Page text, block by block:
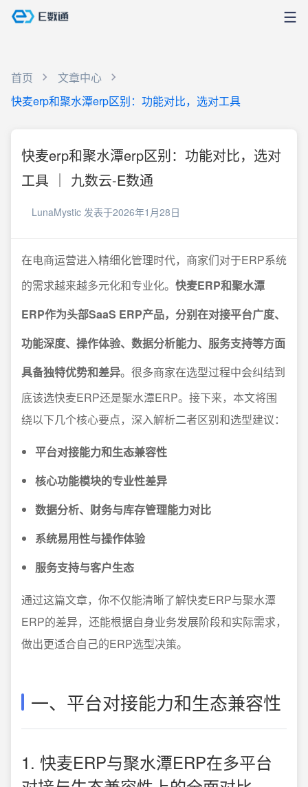
首页
文章中心
快麦erp和聚水潭erp区别：功能对比，选对工具
快麦erp和聚水潭erp区别：功能对比，选对
工具 ｜ 九数云-E数通
LunaMystic 发表于2026年1月28日
在电商运营进入精细化管理时代，商家们对于ERP系统
的需求越来越多元化和专业化。 快麦ERP和聚水潭
ERP作为头部SaaS ERP产品，分别在对接平台广度、
功能深度、操作体验、数据分析能力、服务支持等方面
具备独特优势和差异。很多商家在选型过程中会纠结到
底该选快麦ERP还是聚水潭ERP。接下来，本文将围
绕以下几个核心要点，深入解析二者区别和选型建议：
平台对接能力和生态兼容性
核心功能模块的专业性差异
数据分析、财务与库存管理能力对比
系统易用性与操作体验
服务支持与客户生态
通过这篇文章，你不仅能清晰了解快麦ERP与聚水潭
ERP的差异，还能根据自身业务发展阶段和实际需求，
做出更适合自己的ERP选型决策。
一、平台对接能力和生态兼容性
1. 快麦ERP与聚水潭ERP在多平台